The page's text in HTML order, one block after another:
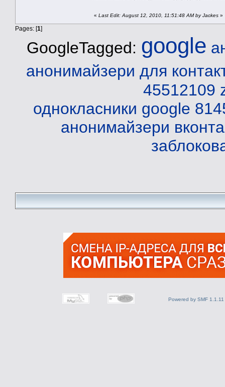
« Last Edit: August 12, 2010, 11:51:48 AM by Jackes »
Pages: [1]
GoogleTagged: google
анонимайзери для
45512109
однокласники google
анонимайзери
Powered by SMF 1.1.11